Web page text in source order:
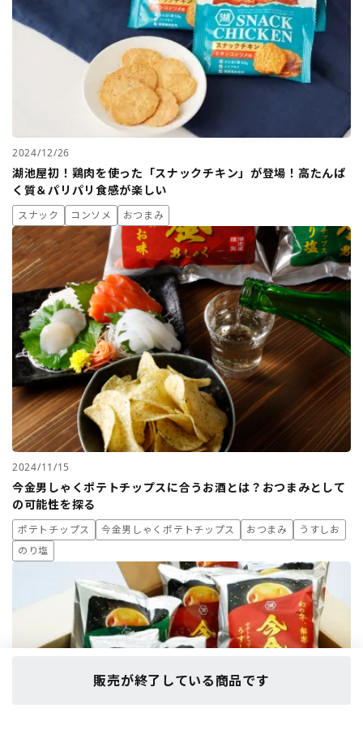
販売が終了している商品です
2024/12/26
湖池屋初！鶏肉を使った「スナックチキン」が登場！高たんぱ
く質＆パリパリ食感が楽しい
スナック コンソメ おつまみ
2024/11/15
今金男しゃくポテトチップスに合うお酒とは？おつまみとして
の可能性を探る
ポテトチップス 今金男しゃくポテトチップス おつまみ
うすしお
のり塩